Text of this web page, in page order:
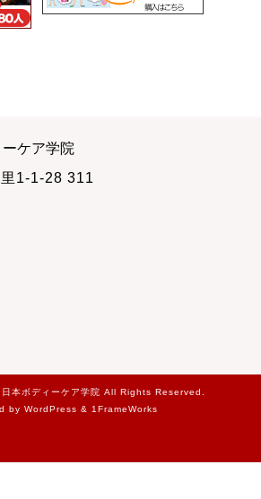
ケア学院
1-1-28 311
本ボディーケア学院 All Rights Reserved.
by WordPress & 1FrameWorks